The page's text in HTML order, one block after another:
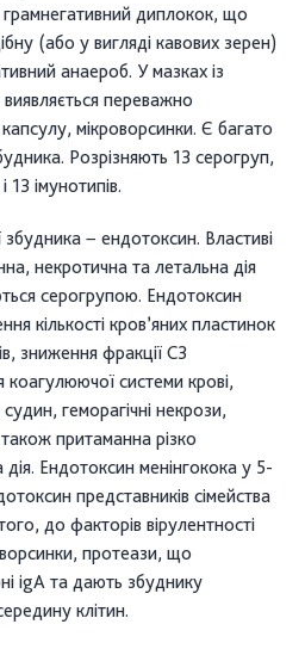
диплокок, що
(або у вигляді кавових зерен)
анаероб. У мазках із
переважно
мікроворсинки. Є багато
Розрізняють 13 серогруп,
13 імунотипів.
− ендотоксин. Властиві
некротична та летальна дія
серогрупою. Ендотоксин
кількості кров’яних пластинок
зниження фракції С3
системи крові,
геморагічні некрози,
притаманна різко
Ендотоксин менінгокока у 5-
представників сімейства
до факторів вірулентності
протеази, що
igА та дають збуднику
клітин.